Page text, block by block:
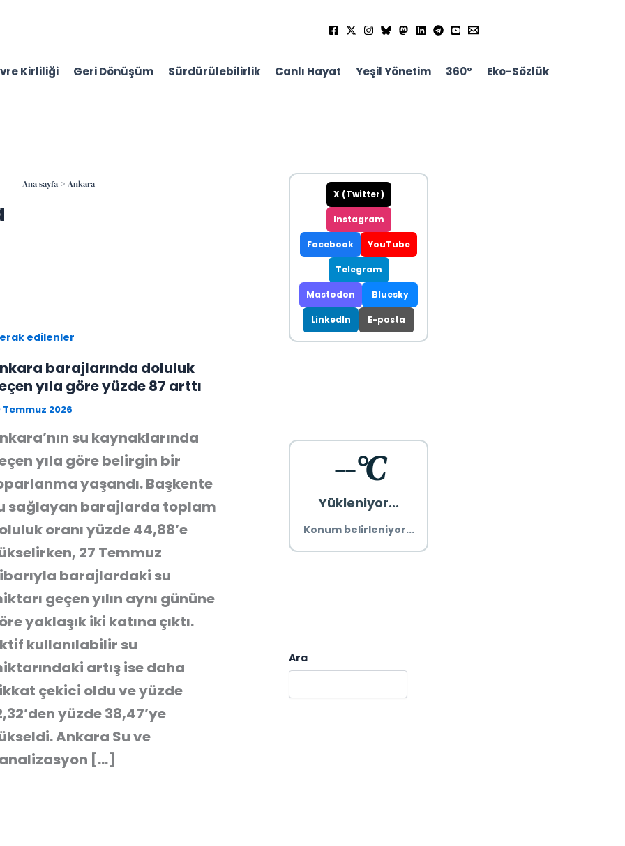
Kirliliği Geri Dönüşüm Sürdürülebilirlik Canlı Hayat Yeşil Yönetim 360° Eko-Sözlük
Ana sayfa Ankara
edilenler
barajlarında doluluk
yıla göre yüzde 87 arttı
Temmuz 2026
su kaynaklarında
yıla göre belirgin bir
yaşandı. Başkente
sağlayan barajlarda toplam
oranı yüzde 44,88’e
27 Temmuz
barajlardaki su
geçen yılın aynı gününe
yaklaşık iki katına çıktı.
kullanılabilir su
artış ise daha
çekici oldu ve yüzde
yüzde 38,47’ye
Ankara Su ve
[…]
X (Twitter)
Instagram
Facebook YouTube
Telegram
Mastodon Bluesky
LinkedIn E-posta
--°C
Yükleniyor...
Konum belirleniyor...
Ara